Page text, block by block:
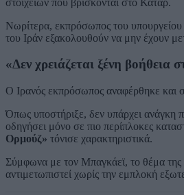
Νωρίτερα, εκπρόσωπος του υπουργείου
του Ιράν εξακολουθούν να μην έχουν
«Δεν χρειάζεται ξένη βοήθεια
Ο Ιρανός εκπρόσωπος αναφέρθηκε και
Όπως υποστήριξε, δεν υπάρχει ανάγκη
οδηγήσει μόνο σε πιο περίπλοκες
Ορμούζ» τόνισε χαρακτηριστικά.
Σύμφωνα με τον Μπαγκάεϊ, το θέμα της
αντιμετωπιστεί χωρίς την εμπλοκή